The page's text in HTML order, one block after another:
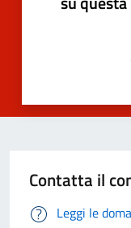
Contatta il
Leggi le